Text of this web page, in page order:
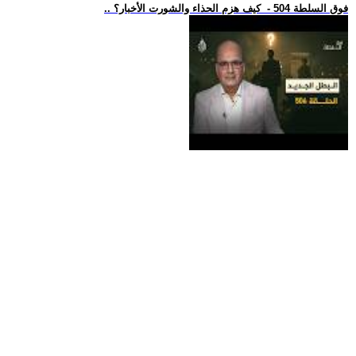
.. فوق السلطة 504 - كيف هزم الحذاء والشورت الأخبار؟